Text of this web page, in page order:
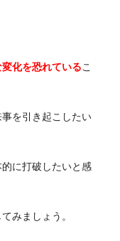
化を恐れているこ
を引き起こしたい
に打破したいと感
みましょう。